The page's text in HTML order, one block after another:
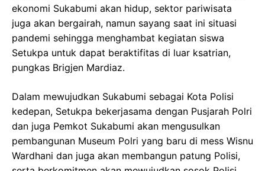
ekonomi Sukabumi akan hidup, sektor pariwisata
juga akan bergairah, namun sayang saat ini situasi
pandemi sehingga menghambat kegiatan siswa
Setukpa untuk dapat beraktifitas di luar ksatrian,
pungkas Brigjen Mardiaz.
Dalam mewujudkan Sukabumi sebagai Kota Polisi
kedepan, Setukpa bekerjasama dengan Pusjarah Polri
dan juga Pemkot Sukabumi akan mengusulkan
pembangunan Museum Polri yang baru di mess Wisnu
Wardhani dan juga akan membangun patung Polisi,